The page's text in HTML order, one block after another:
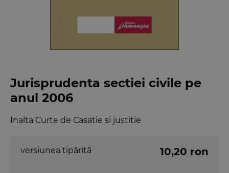
Jurisprudenta sectiei civile pe
anul 2006
Inalta Curte de Casatie si justitie
versiunea tipărită 10,20 ron